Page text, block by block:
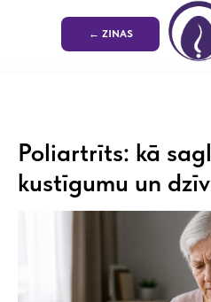
← ZINAS
Poliartrīts: kā
kustīgumu un